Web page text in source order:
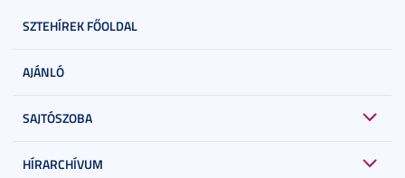
SZTEHÍREK FŐOLDAL
AJÁNLÓ
SAJTÓSZOBA
HÍRARCHÍVUM